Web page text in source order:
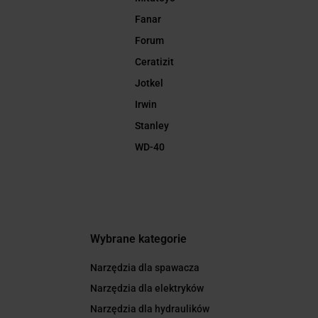
Fanar
Forum
Ceratizit
Jotkel
Irwin
Stanley
WD-40
Wybrane kategorie
Narzędzia dla spawacza
Narzędzia dla elektryków
Narzędzia dla hydraulików